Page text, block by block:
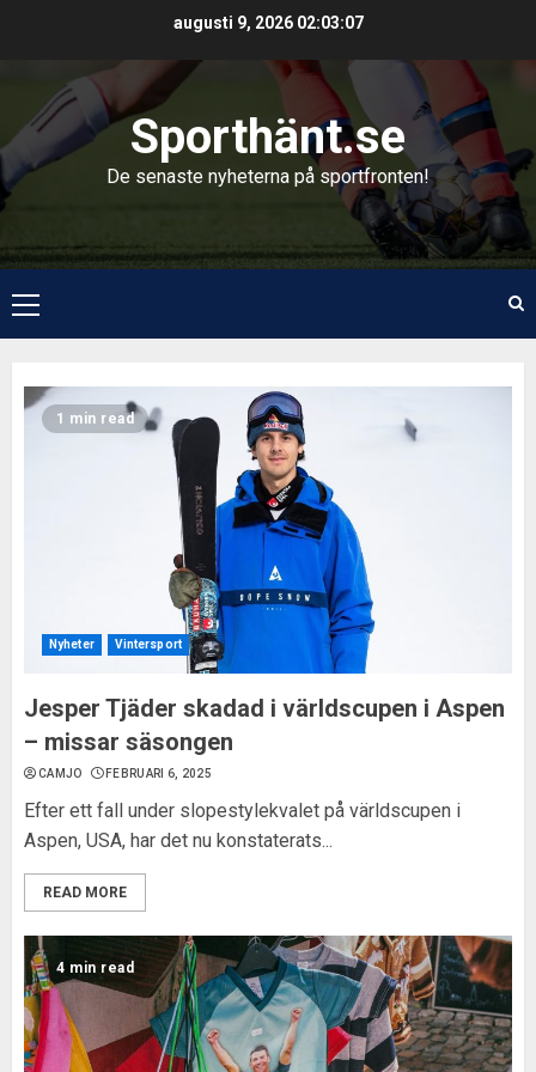
augusti 9, 2026 02:03:08
Sporthänt.se
De senaste nyheterna på sportfronten!
Primary
Menu
Sample
Page1 min read
Nyheter Vintersport
Jesper Tjäder skadad i världscupen i Aspen
– missar säsongen
CAMJO FEBRUARI 6, 2025
Efter ett fall under slopestylekvalet på världscupen i
Aspen, USA, har det nu konstaterats...
READ MORE
4 min read